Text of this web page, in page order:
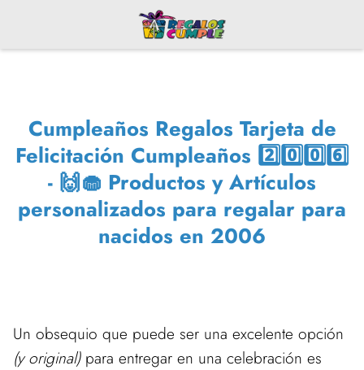
Cumpleaños Regalos Tarjeta de
Felicitación Cumpleaños 2️⃣0️⃣0️⃣6️⃣
- 🙌🧁 Productos y Artículos
personalizados para regalar para
nacidos en 2006
Un obsequio que puede ser una excelente opción
(y original)para entregar en una celebración es